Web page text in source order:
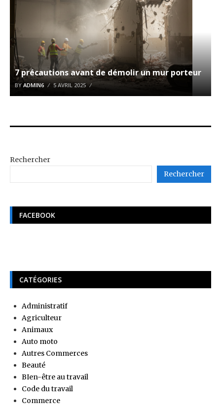
7 précautions avant de démolir un mur porteur
BY ADMIN6 5 AVRIL 2025
Rechercher
Rechercher
FACEBOOK
CATÉGORIES
Administratif
Agriculteur
Animaux
Auto moto
Autres Commerces
Beauté
BIen-être au travail
Code du travail
Commerce